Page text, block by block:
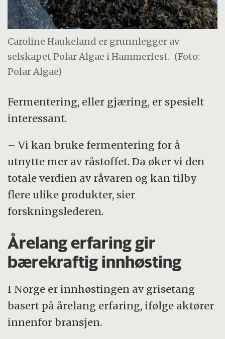
Caroline Haukeland er grunnlegger av
selskapet Polar Algae i Hammerfest. (Foto:
Polar Algae)
Fermentering, eller gjæring, er spesielt
interessant.
– Vi kan bruke fermentering for å
utnytte mer av råstoffet. Da øker vi den
totale verdien av råvaren og kan tilby
flere ulike produkter, sier
forskningslederen.
Årelang erfaring gir
bærekraftig innhøsting
I Norge er innhøstingen av grisetang
basert på årelang erfaring, ifølge aktører
innenfor bransjen.